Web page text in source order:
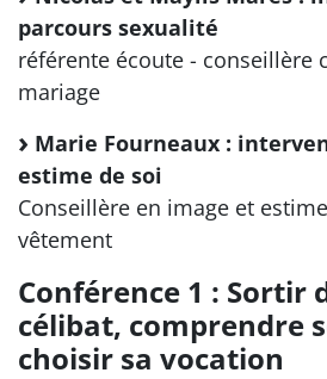
parcours sexualité
référente écoute - conseillère
mariage
Marie Fourneaux :
estime de soi
Conseillère en image et
vêtement
Conférence 1 : Sortir
célibat, comprendre
choisir sa vocation